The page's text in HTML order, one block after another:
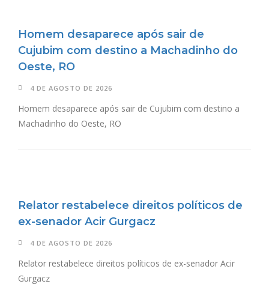
Homem desaparece após sair de
Cujubim com destino a Machadinho do
Oeste, RO
4 DE AGOSTO DE 2026
Homem desaparece após sair de Cujubim com destino a
Machadinho do Oeste, RO
Relator restabelece direitos políticos de
ex-senador Acir Gurgacz
4 DE AGOSTO DE 2026
Relator restabelece direitos políticos de ex-senador Acir
Gurgacz